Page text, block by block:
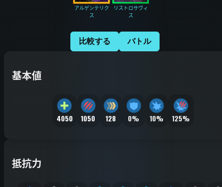
アルゲンテリク
ス
リストロサヴィ
ス
比較する バトル
基本値
4050 1050 128 0% 10% 125%
抵抗力